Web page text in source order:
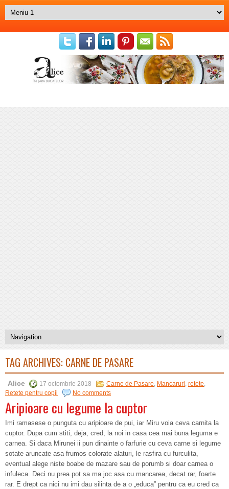
TAG ARCHIVES: CARNE DE PASARE
Alice 17 octombrie 2018 Carne de Pasare, Mancaruri, retete,
Retete pentru copii
No comments
Aripioare cu legume la cuptor
Imi ramasese o punguta cu aripioare de pui, iar Miru voia ceva carnita la
cuptor. Dupa cum stiti, deja, cred, la noi in casa cea mai buna leguma e
carnea. Si daca Mirunei ii pun dinainte o farfurie cu ceva carne si legume
sotate aruncate asa frumos colorate alaturi, le rasfira cu furculita,
eventual alege niste boabe de mazare sau de porumb si doar carnea o
infuleca. Deci nu prea pot sa ma joc asa cu mancarea, decat rar, foarte
rar. E drept ca nici nu imi dau silinta de a o „educa” pentru ca eu cred ca